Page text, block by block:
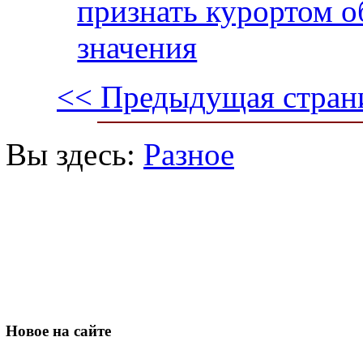
признать курортом
значения
<< Предыдущая
Вы здесь: Разное
Новое на сайте